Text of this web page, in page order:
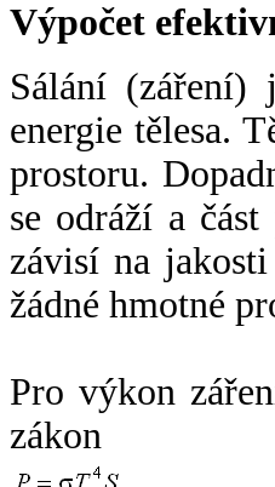
Výpočet
Sálání (záření)
energie tělesa.
prostoru.
se odráží a
závisí na
žádné hmotné
Pro výkon
zákon